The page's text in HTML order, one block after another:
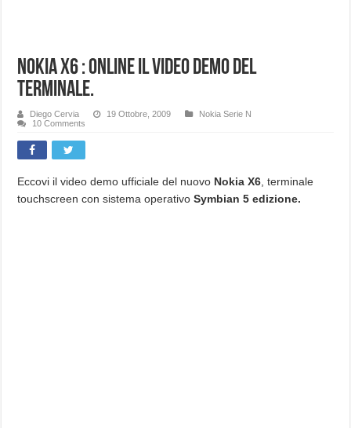
Nokia X6 : OnLine il video demo del
terminale.
Diego Cervia 19 Ottobre, 2009
Nokia Serie N
10 Comments
Eccovi il video demo ufficiale del nuovo Nokia X6 , terminale
touchscreen con sistema operativoSymbian 5 edizione.